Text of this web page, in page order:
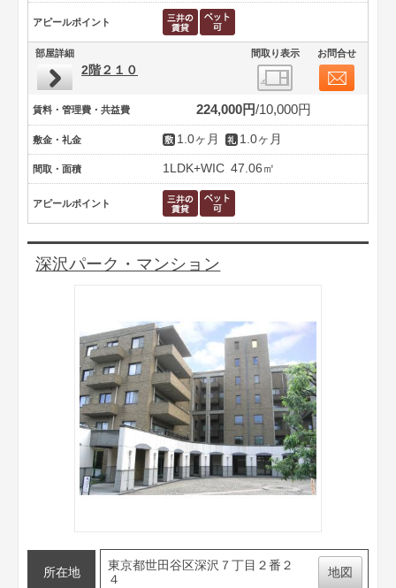
アピールポイント
部屋詳細 間取り表示 お問合せ
2階２１０
賃料・管理費・共益費 224,000円 10,000円
敷金・礼金 1.0ヶ月 1.0ヶ月
間取・面積 1LDK+WIC 47.06㎡
アピールポイント
深沢パーク・マンション
所在地
東京都世田谷区深沢７丁目２番２
４
地図